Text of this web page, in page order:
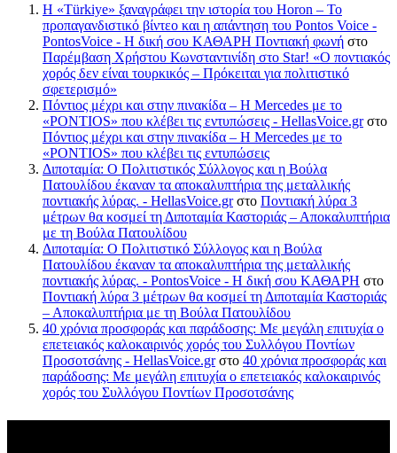
Η «Türkiye» ξαναγράφει την ιστορία του Horon – Το
προπαγανδιστικό βίντεο και η απάντηση του Pontos Voice -
PontosVoice - H δική σου ΚΑΘΑΡΗ Ποντιακή φωνή στο
Παρέμβαση Χρήστου Κωνσταντινίδη στο Star! «Ο ποντιακός
χορός δεν είναι τουρκικός – Πρόκειται για πολιτιστικό
σφετερισμό»
Πόντιος μέχρι και στην πινακίδα – Η Mercedes με το
«PONTIOS» που κλέβει τις εντυπώσεις - HellasVoice.grστο
Πόντιος μέχρι και στην πινακίδα – Η Mercedes με το
«PONTIOS» που κλέβει τις εντυπώσεις
Διποταμία: Ο Πολιτιστικός Σύλλογος και η Βούλα
Πατουλίδου έκαναν τα αποκαλυπτήρια της μεταλλικής
ποντιακής λύρας. - HellasVoice.grστο Ποντιακή λύρα 3
μέτρων θα κοσμεί τη Διποταμία Καστοριάς – Αποκαλυπτήρια
με τη Βούλα Πατουλίδου
Διποταμία: Ο Πολιτιστικό Σύλλογος και η Βούλα
Πατουλίδου έκαναν τα αποκαλυπτήρια της μεταλλικής
ποντιακής λύρας. - PontosVoice - H δική σου ΚΑΘΑΡΗ στο
Ποντιακή λύρα 3 μέτρων θα κοσμεί τη Διποταμία Καστοριάς
– Αποκαλυπτήρια με τη Βούλα Πατουλίδου
40 χρόνια προσφοράς και παράδοσης: Με μεγάλη επιτυχία ο
επετειακός καλοκαιρινός χορός του Συλλόγου Ποντίων
Προσοτσάνης - HellasVoice.grστο 40 χρόνια προσφοράς και
παράδοσης: Με μεγάλη επιτυχία ο επετειακός καλοκαιρινός
χορός του Συλλόγου Ποντίων Προσοτσάνης